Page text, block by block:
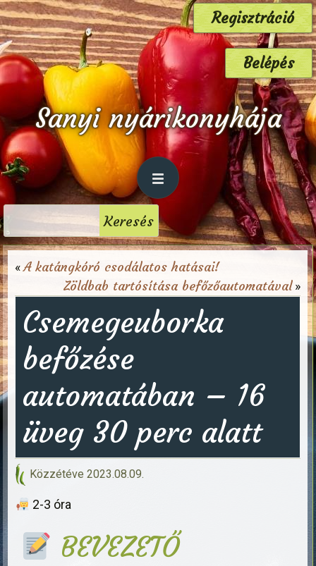
Regisztráció
Belépés
Sanyi nyárikonyhája
«A katángkóró csodálatos hatásai!
Zöldbab tartósítása befőzőautomatával»
Csemegeuborka
befőzése
automatában – 16
üveg 30 perc alatt
Közzétéve 2023.08.09.
2-3 óra
BEVEZETŐ